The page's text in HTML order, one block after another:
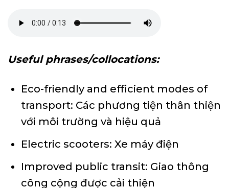
Useful phrases/collocations:
Eco-friendly and efficient modes of
transport: Các phương tiện thân thiện
với môi trường và hiệu quả
Electric scooters: Xe máy điện
Improved public transit: Giao thông
công cộng được cải thiện